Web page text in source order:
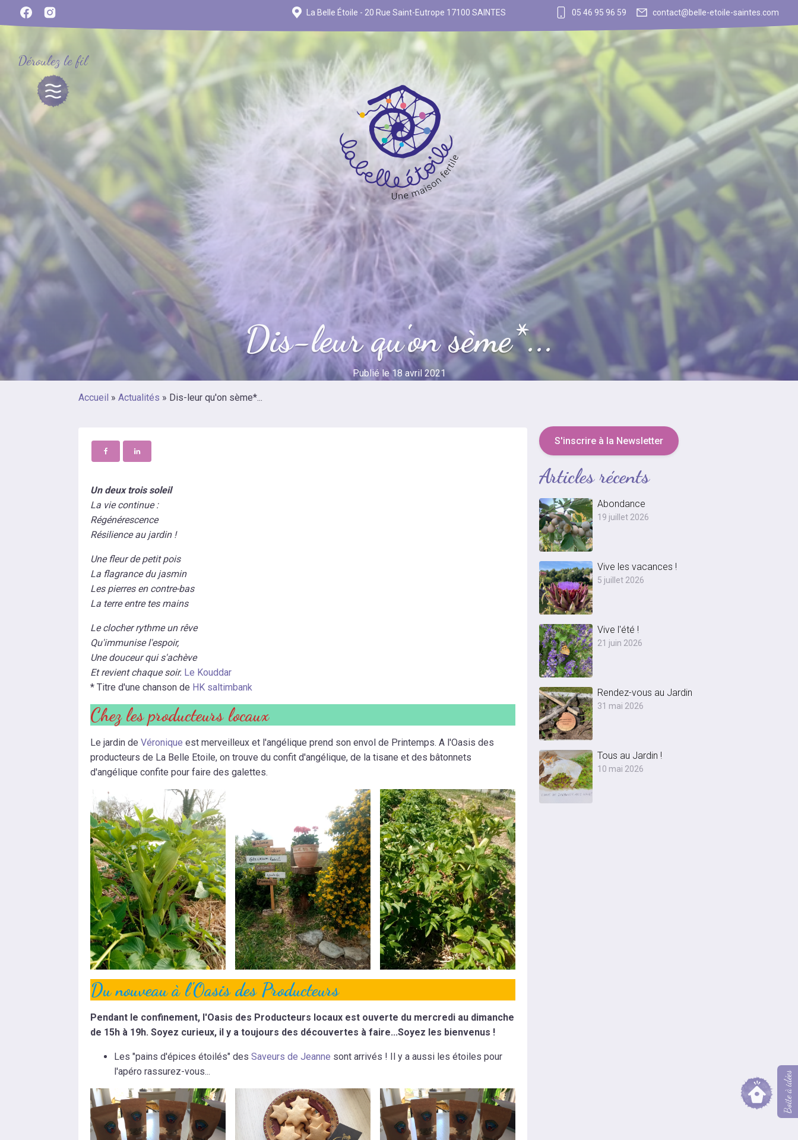
La Belle Étoile - 20 Rue Saint-Eutrope 17100 SAINTES 05 46 95 96 59 contact@belle-etoile-saintes.com
Déroulez le fil
Dis-leur qu'on sème*...
Publié le18 avril 2021
Accueil » Actualités » Dis-leur qu'on sème*...
Un deux trois soleil
La vie continue :
Régénérescence
Résilience au jardin !
Une fleur de petit pois
La flagrance du jasmin
Les pierres en contre-bas
La terre entre tes mains
Le clocher rythme un rêve
Qu'immunise l'espoir,
Une douceur qui s'achève
Et revient chaque soir. Le Kouddar
* Titre d'une chanson de HK saltimbank
Chez les producteurs locaux
Le jardin de Véronique est merveilleux et l'angélique prend son envol de Printemps. A l'Oasis des
producteurs de La Belle Etoile, on trouve du confit d'angélique, de la tisane et des bâtonnets
d'angélique confite pour faire des galettes.
Du nouveau à l'Oasis des Producteurs
Pendant le confinement, l'Oasis des Producteurs locaux est ouverte du mercredi au dimanche
de 15h à 19h. Soyez curieux, il y a toujours des découvertes à faire...Soyez les bienvenus !
Les "pains d'épices étoilés" des Saveurs de Jeanne sont arrivés ! Il y a aussi les étoiles pour
l'apéro rassurez-vous...
S'inscrire à la Newsletter
Articles récents
Abondance
19 juillet 2026
Vive les vacances !
5 juillet 2026
Vive l'été !
21 juin 2026
Rendez-vous au Jardin
31 mai 2026
Tous au Jardin !
10 mai 2026
Boîte à idées